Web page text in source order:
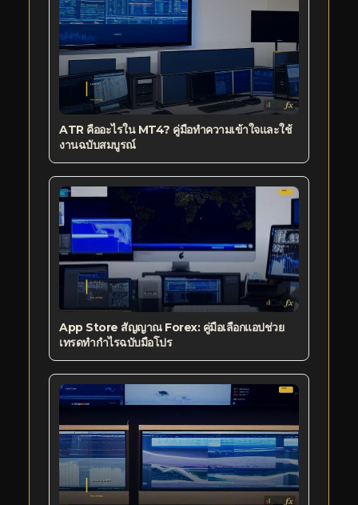
ATR คืออะไรใน MT4? คู่มือทำความเข้าใจและใช้
งานฉบับสมบูรณ์
App Store สัญญาณ Forex: คู่มือเลือกแอปช่วย
เทรดทำกำไรฉบับมือโปร